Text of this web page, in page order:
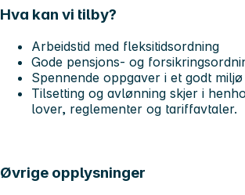
Hva kan vi tilby?
Arbeidstid med fleksitidsordning
Gode pensjons- og
Spennende oppgaver i et godt miljø
Tilsetting og avlønning skjer i
lover, reglementer og tariffavtaler.
Øvrige opplysninger